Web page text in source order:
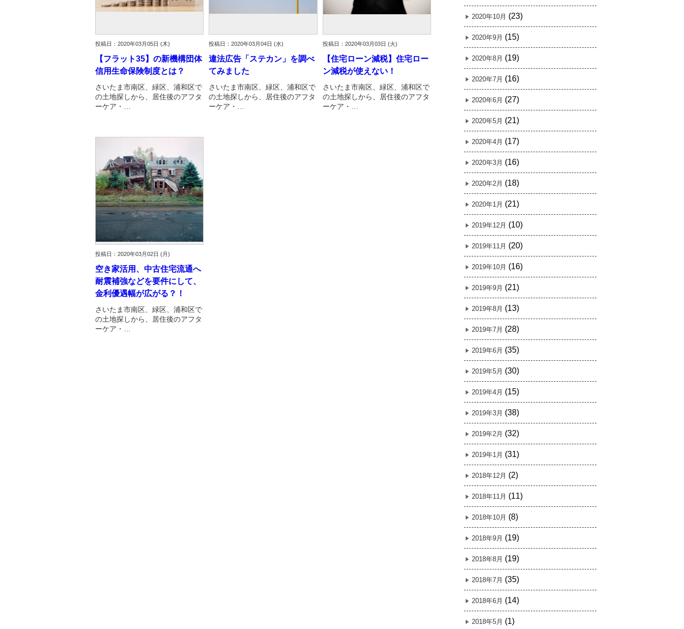
投稿日：2020年03月05日 (木)
【フラット35】の新機構団体
信用生命保険制度とは？
さいたま市南区、緑区、浦和区で
の土地探しから、居住後のアフタ
ーケア・…
投稿日：2020年03月04日 (水)
違法広告「ステカン」を調べ
てみました
さいたま市南区、緑区、浦和区で
の土地探しから、居住後のアフタ
ーケア・…
投稿日：2020年03月03日 (火)
【住宅ローン減税】住宅ロー
ン減税が使えない！
さいたま市南区、緑区、浦和区で
の土地探しから、居住後のアフタ
ーケア・…
投稿日：2020年03月02日 (月)
空き家活用、中古住宅流通へ
耐震補強などを要件にして、
金利優遇幅が広がる？！
さいたま市南区、緑区、浦和区で
の土地探しから、居住後のアフタ
ーケア・…
2020年10月 (23)
2020年9月 (15)
2020年8月 (19)
2020年7月 (16)
2020年6月 (27)
2020年5月 (21)
2020年4月 (17)
2020年3月 (16)
2020年2月 (18)
2020年1月 (21)
2019年12月 (10)
2019年11月 (20)
2019年10月 (16)
2019年9月 (21)
2019年8月 (13)
2019年7月 (28)
2019年6月 (35)
2019年5月 (30)
2019年4月 (15)
2019年3月 (38)
2019年2月 (32)
2019年1月 (31)
2018年12月 (2)
2018年11月 (11)
2018年10月 (8)
2018年9月 (19)
2018年8月 (19)
2018年7月 (35)
2018年6月 (14)
2018年5月 (1)